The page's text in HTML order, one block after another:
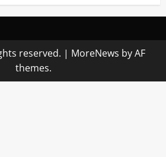
reserved. | MoreNews by AF
themes.